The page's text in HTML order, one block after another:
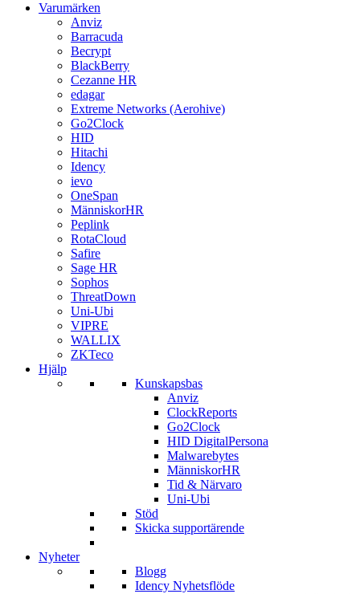
Varumärken
Anviz
Barracuda
Becrypt
BlackBerry
Cezanne HR
edagar
Extreme Networks (Aerohive)
Go2Clock
HID
Hitachi
Idency
ievo
OneSpan
MänniskorHR
Peplink
RotaCloud
Safire
Sage HR
Sophos
ThreatDown
Uni-Ubi
VIPRE
WALLIX
ZKTeco
Hjälp
Kunskapsbas
Anviz
ClockReports
Go2Clock
HID DigitalPersona
Malwarebytes
MänniskorHR
Tid & Närvaro
Uni-Ubi
Stöd
Skicka supportärende
Nyheter
Blogg
Idency Nyhetsflöde